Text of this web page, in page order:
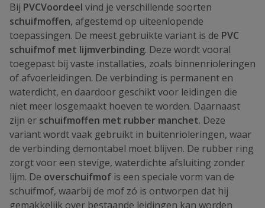
Bij PVCVoordeel vind je verschillende soorten
schuifmoffen, afgestemd op uiteenlopende
toepassingen. De meest gebruikte variant is de PVC
schuifmof met lijmverbinding. Deze wordt vooral
toegepast bij vaste installaties, zoals binnenrioleringen
of afvoerleidingen. De verbinding is permanent en
waterdicht, en daardoor geschikt voor leidingen die
niet meer losgemaakt hoeven te worden. Daarnaast
zijn er schuifmoffen met rubber manchet. Deze
variant wordt vaak gebruikt in buitenrioleringen, waar
de verbinding demontabel moet blijven. De rubber ring
zorgt voor een stevige, waterdichte afsluiting zonder
lijm. De overschuifmof is een speciale vorm van de
schuifmof, waarbij de mof zó is ontworpen dat hij
gemakkelijk over bestaande leidingen kan worden